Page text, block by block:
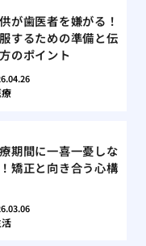
が歯医者を嫌がる！
するための準備と伝
のポイント
期間に一喜一憂しな
矯正と向き合う心構